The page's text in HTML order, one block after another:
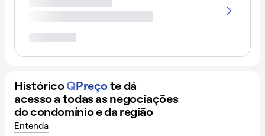
Histórico QPreço te dá
acesso a todas as negociações
do condomínio e da região
Entenda